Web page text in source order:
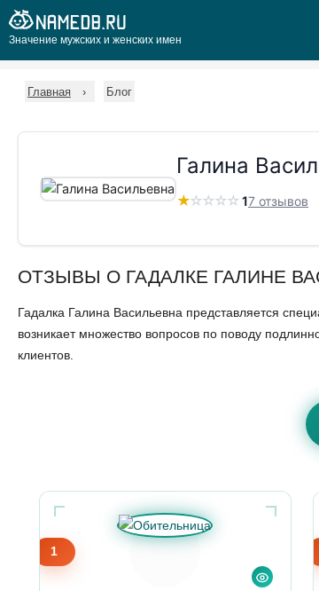
Значение мужских и женских имен
Главная Блог
Галина
★☆☆☆☆17 отзывов
ОТЗЫВЫ О ГАДАЛКЕ ГАЛИНЕ
Гадалка Галина Васильевна представляется
возникает множество вопросов по поводу
клиентов.
1